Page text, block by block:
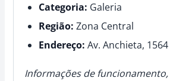
Categoria: Galeria
Região: Zona Central
Endereço: Av. Anchieta,
Informações de